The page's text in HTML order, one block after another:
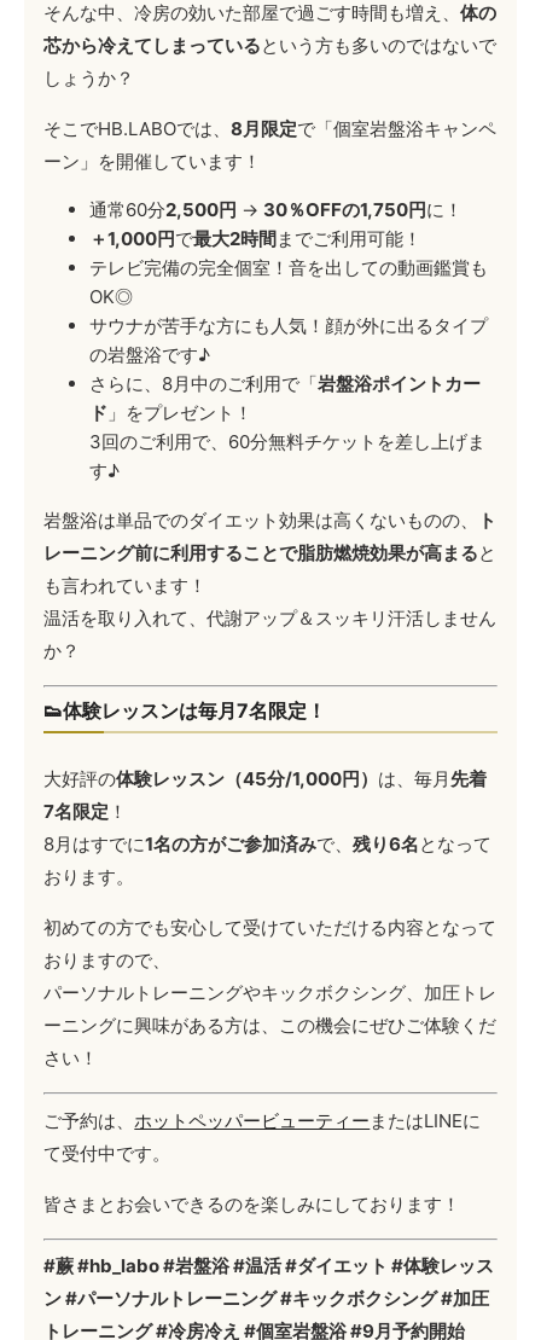
そんな中、冷房の効いた部屋で過ごす時間も増え、体の
芯から冷えてしまっているという方も多いのではないで
しょうか？
そこでHB.LABOでは、8月限定で「個室岩盤浴キャンペ
ーン」を開催しています！
通常60分2,500円 → 30％OFFの1,750円に！
＋1,000円で最大2時間 までご利用可能！
テレビ完備の完全個室！音を出しての動画鑑賞も
OK◎
サウナが苦手な方にも人気！顔が外に出るタイプ
の岩盤浴です♪
さらに、8月中のご利用で「岩盤浴ポイントカー
ド 」をプレゼント！
3回のご利用で、60分無料チケットを差し上げま
す♪
岩盤浴は単品でのダイエット効果は高くないものの、
ト
レーニング前に利用することで脂肪燃焼効果が高まると
も言われています！
温活を取り入れて、代謝アップ＆スッキリ汗活しません
か？
👟体験レッスンは毎月7名限定！
大好評の体験レッスン（45分/1,000円） は、毎月先着
7名限定 ！
8月はすでに1名の方がご参加済みで、残り6名となって
おります。
初めての方でも安心して受けていただける内容となって
おりますので、
パーソナルトレーニングやキックボクシング、加圧トレ
ーニングに興味がある方は、この機会にぜひご体験くだ
さい！
ご予約は、 ホットペッパービューティー またはLINEに
て受付中です。
皆さまとお会いできるのを楽しみにしております！
#蕨 #hb_labo #岩盤浴 #温活 #ダイエット #体験レッス
ン #パーソナルトレーニング #キックボクシング #加圧
トレーニング #冷房冷え #個室岩盤浴 #9月予約開始